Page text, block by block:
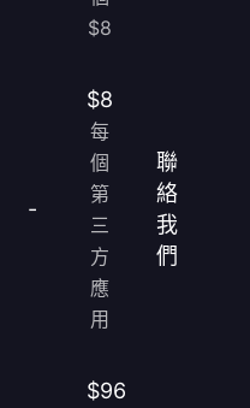
$8
-
$8
每
個
第
三
方
應
用
聯
絡
我
們
$96